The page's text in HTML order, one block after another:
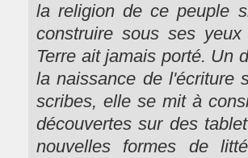
la religion de ce peuple
construire sous ses
Terre ait jamais porté. Un
la naissance de l'écriture
scribes, elle se mit à
découvertes sur des
nouvelles formes de